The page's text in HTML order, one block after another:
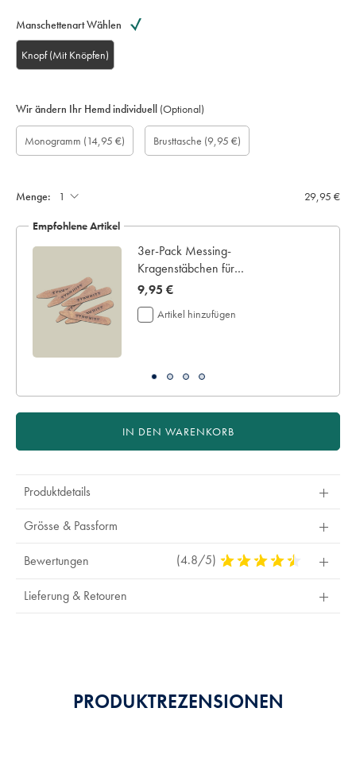
Manschettenart Wählen
Knopf (Mit Knöpfen)
Wir ändern Ihr Hemd individuell (Optional)
Maßgefertigte
Ärmellänge
(cm):
Monogramm
Optionen:
Monogramm (14,95 €)
Geschenkbox:
Monogram
Colour:
Monogram
Font:
Brusttasche
aufnähen:
Brusttasche (9,95 €)
Monogram
Location:
Menge: 29,95 €
Empfohlene Artikel
3er-Pack Messing-
Kragenstäbchen für
Haifischkragen
now
9,95
€
9,95 €
Artikel hinzufügen
IN DEN WARENKORB
Produktdetails
Grösse & Passform
Bewertungen (4.8/5) 4,8
Lieferung & Retouren
PRODUKTREZENSIONEN